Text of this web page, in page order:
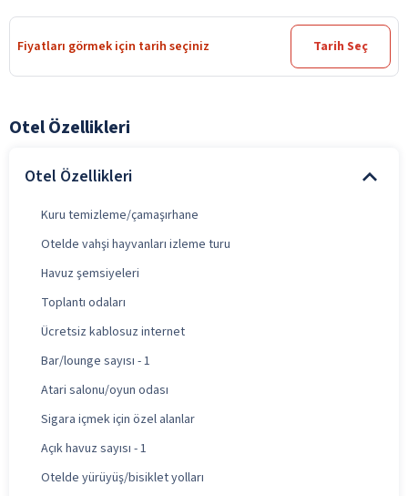
Fiyatları görmek için tarih seçiniz Tarih Seç
Otel Özellikleri
Otel Özellikleri
Kuru temizleme/çamaşırhane
Otelde vahşi hayvanları izleme turu
Havuz şemsiyeleri
Toplantı odaları
Ücretsiz kablosuz internet
Bar/lounge sayısı - 1
Atari salonu/oyun odası
Sigara içmek için özel alanlar
Açık havuz sayısı - 1
Otelde yürüyüş/bisiklet yolları